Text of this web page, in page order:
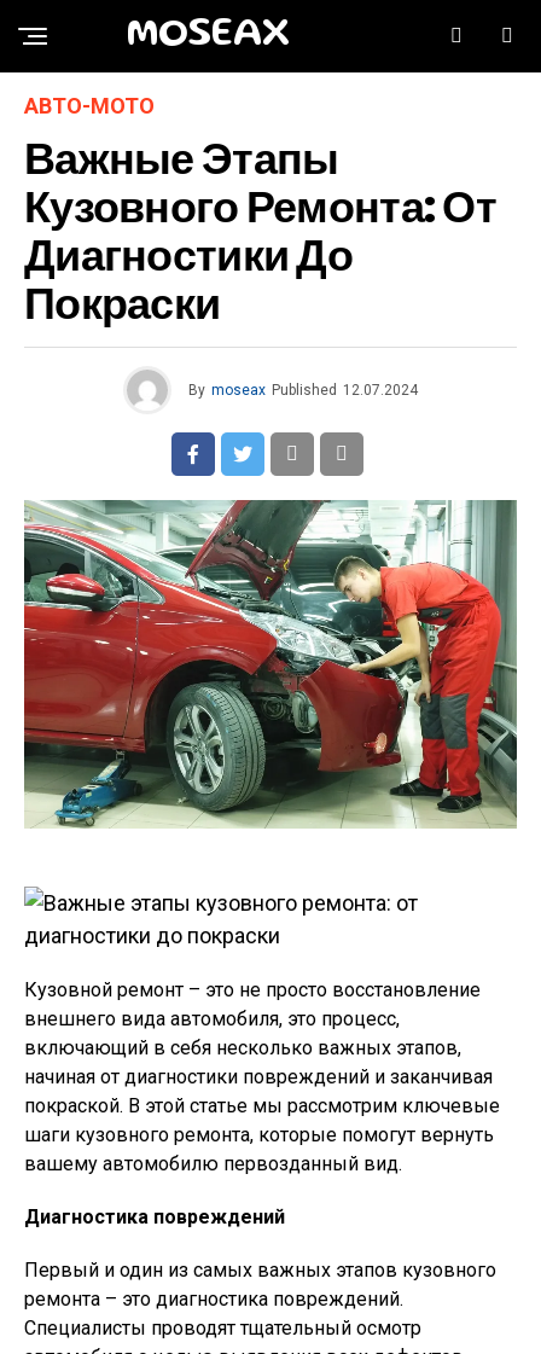
MOSEAX
АВТО-МОТО
Важные Этапы
Кузовного Ремонта: От
Диагностики До
Покраски
By moseax Published 12.07.2024
Кузовной ремонт – это не просто восстановление
внешнего вида автомобиля, это процесс,
включающий в себя несколько важных этапов,
начиная от диагностики повреждений и заканчивая
покраской. В этой статье мы рассмотрим ключевые
шаги кузовного ремонта, которые помогут вернуть
вашему автомобилю первозданный вид.
Диагностика повреждений
Первый и один из самых важных этапов кузовного
ремонта – это диагностика повреждений.
Специалисты проводят тщательный осмотр